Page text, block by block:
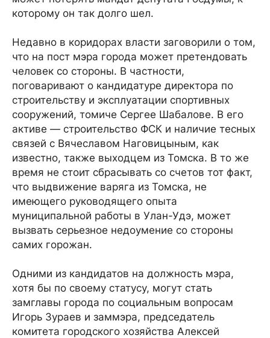
которому он так долго шел.
Недавно в коридорах власти заговорили о том,
что на пост мэра города может претендовать
человек со стороны. В частности,
поговаривают о кандидатуре директора по
строительству и эксплуатации спортивных
сооружений, томиче Сергее Шабалове. В его
активе — строительство ФСК и наличие тесных
связей с Вячеславом Наговицыным, как
известно, также выходцем из Томска. В то же
время не стоит сбрасывать со счетов тот факт,
что выдвижение варяга из Томска, не
имеющего руководящего опыта
муниципальной работы в Улан-Удэ, может
вызвать серьезное недоумение со стороны
самих горожан.
Одними из кандидатов на должность мэра,
хотя бы по своему статусу, могут стать
замглавы города по социальным вопросам
Игорь Зураев и заммэра, председатель
комитета городского хозяйства Алексей